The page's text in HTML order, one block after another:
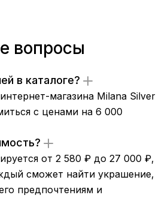
вопросы
в каталоге?
магазина Milana Silver
с ценами на 6 000
от 2 580 ₽ до 27 000 ₽,
сможет найти украшение,
предпочтениям и